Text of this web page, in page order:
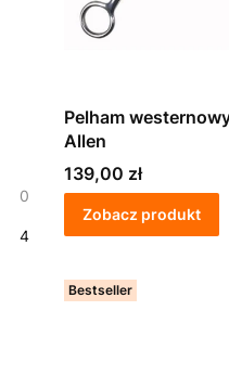
0
4
Pelham
Allen
Cena
139,00 zł
Zobacz produkt
Bestseller